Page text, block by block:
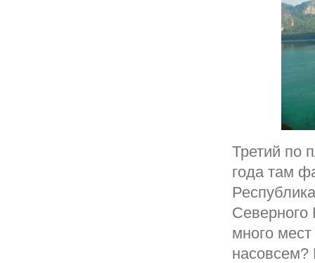
Третий по
года там
Северного
много
насовсем?